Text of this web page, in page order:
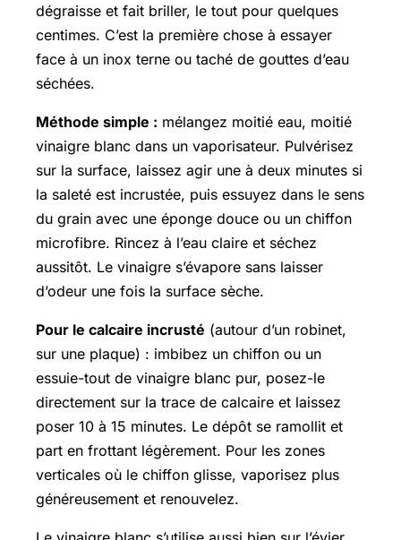
dégraisse et fait briller, le tout pour quelques
centimes. C’est la première chose à essayer
face à un inox terne ou taché de gouttes d’eau
séchées.
Méthode simple : mélangez moitié eau, moitié
vinaigre blanc dans un vaporisateur. Pulvérisez
sur la surface, laissez agir une à deux minutes si
la saleté est incrustée, puis essuyez dans le sens
du grain avec une éponge douce ou un chiffon
microfibre. Rincez à l’eau claire et séchez
aussitôt. Le vinaigre s’évapore sans laisser
d’odeur une fois la surface sèche.
Pour le calcaire incrusté (autour d’un robinet,
sur une plaque) : imbibez un chiffon ou un
essuie-tout de vinaigre blanc pur, posez-le
directement sur la trace de calcaire et laissez
poser 10 à 15 minutes. Le dépôt se ramollit et
part en frottant légèrement. Pour les zones
verticales où le chiffon glisse, vaporisez plus
généreusement et renouvelez.